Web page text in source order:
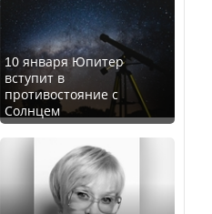
10 января Юпитер
вступит в
противостояние с
Солнцем